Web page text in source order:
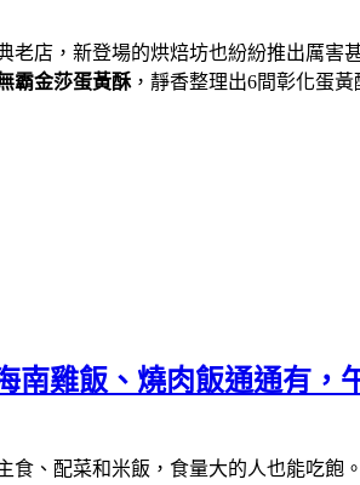
老店，新登場的烘焙坊也紛紛推出厲害
霸金莎蛋黃酥，靜香整理出6間彰化蛋
南雞飯、燒肉飯通通有，
、配菜和米飯，食量大的人也能吃飽